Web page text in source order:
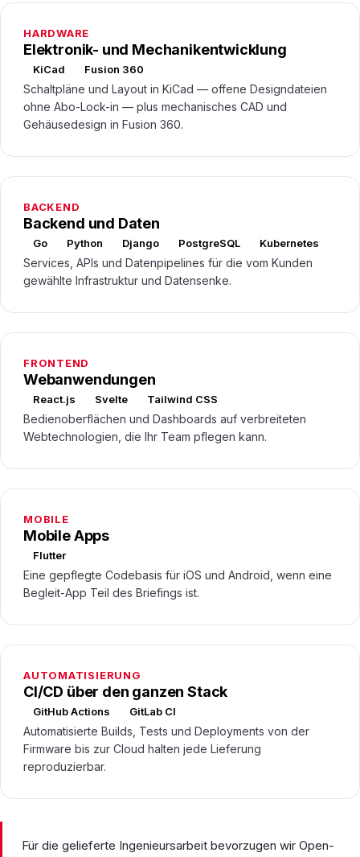
HARDWARE
Elektronik- und Mechanikentwicklung
KiCad Fusion 360
Schaltpläne und Layout in KiCad — offene Designdateien
ohne Abo-Lock-in — plus mechanisches CAD und
Gehäusedesign in Fusion 360.
BACKEND
Backend und Daten
Go Python Django PostgreSQL Kubernetes
Services, APIs und Datenpipelines für die vom Kunden
gewählte Infrastruktur und Datensenke.
FRONTEND
Webanwendungen
React.js Svelte Tailwind CSS
Bedienoberflächen und Dashboards auf verbreiteten
Webtechnologien, die Ihr Team pflegen kann.
MOBILE
Mobile Apps
Flutter
Eine gepflegte Codebasis für iOS und Android, wenn eine
Begleit-App Teil des Briefings ist.
AUTOMATISIERUNG
CI/CD über den ganzen Stack
GitHub Actions GitLab CI
Automatisierte Builds, Tests und Deployments von der
Firmware bis zur Cloud halten jede Lieferung
reproduzierbar.
Für die gelieferte Ingenieursarbeit bevorzugen wir Open-